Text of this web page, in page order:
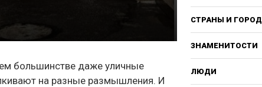
большинстве даже уличные
на разные размышления. И
СТРАНЫ И
ЗНАМЕНИТОСТИ
ЛЮДИ